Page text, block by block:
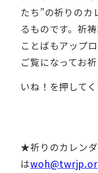
たち”の祈りのカ
るものです。祈
ことばもアップ
ご覧になってお
いね！を押して
★祈りのカレン
は